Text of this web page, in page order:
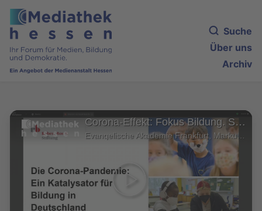
Suche
Über uns
Archiv
Corona-Effekt: Fokus Bildung. Sind wir jetzt schlauer als vorher?